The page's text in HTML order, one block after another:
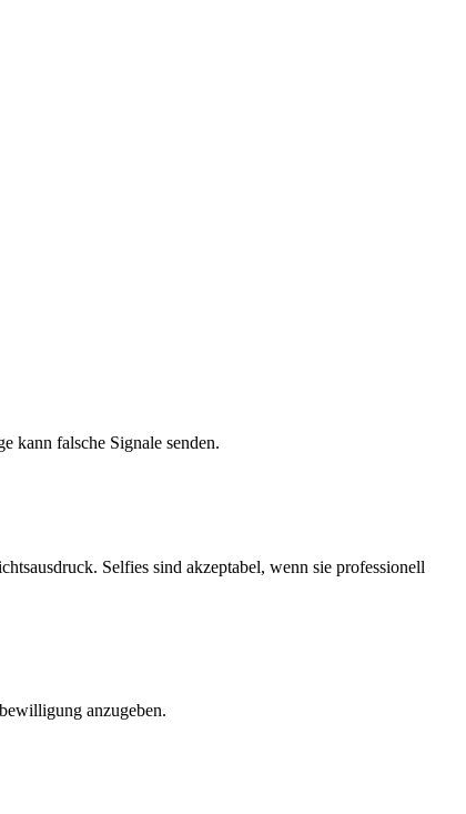
kann falsche Signale senden.
Selfies sind akzeptabel, wenn sie professionell
anzugeben.